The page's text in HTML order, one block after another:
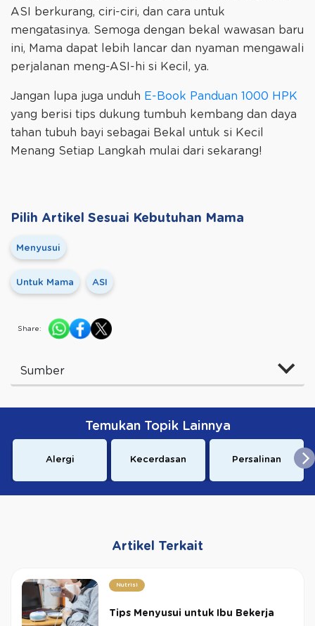
ASI berkurang, ciri-ciri, dan cara untuk
mengatasinya. Semoga dengan bekal wawasan baru
ini, Mama dapat lebih lancar dan nyaman mengawali
perjalanan meng-ASI-hi si Kecil, ya.
Jangan lupa juga unduh E-Book Panduan 1000 HPK
yang berisi tips dukung tumbuh kembang dan daya
tahan tubuh bayi sebagai Bekal untuk si Kecil
Menang Setiap Langkah mulai dari sekarang!
Pilih Artikel Sesuai Kebutuhan Mama
Menyusui
Untuk Mama ASI
Share:
Sumber
Temukan Topik Lainnya
Alergi Kecerdasan Persalinan
Artikel Terkait
Nutrisi
Tips Menyusui untuk Ibu Bekerja